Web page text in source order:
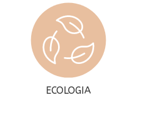
ECOLOGIA